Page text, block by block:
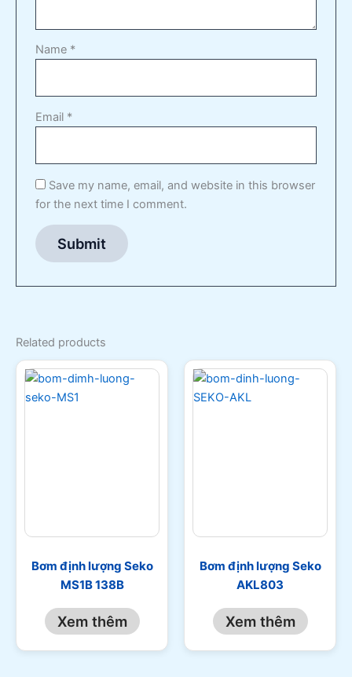
Name *
Email *
Save my name, email, and website in this browser
for the next time I comment.
Related products
Bơm định lượng Seko
MS1B 138B
Xem thêm
Bơm định lượng Seko
AKL803
Xem thêm